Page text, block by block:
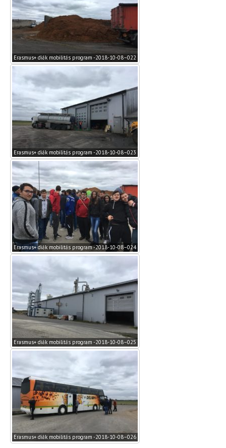
Erasmus+ diák mobilitás program -2018-10-08–022
Erasmus+ diák mobilitás program -2018-10-08–023
Erasmus+ diák mobilitás program -2018-10-08–024
Erasmus+ diák mobilitás program -2018-10-08–025
Erasmus+ diák mobilitás program -2018-10-08–026